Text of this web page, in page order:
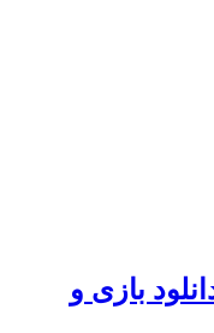
بازی و